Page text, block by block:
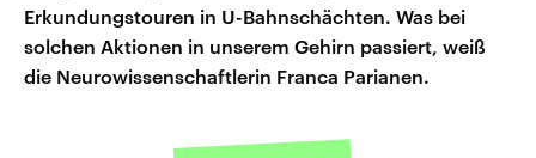
Erkundungstouren in U-Bahnschächten. Was bei
solchen Aktionen in unserem Gehirn passiert, weiß
die Neurowissenschaftlerin Franca Parianen.